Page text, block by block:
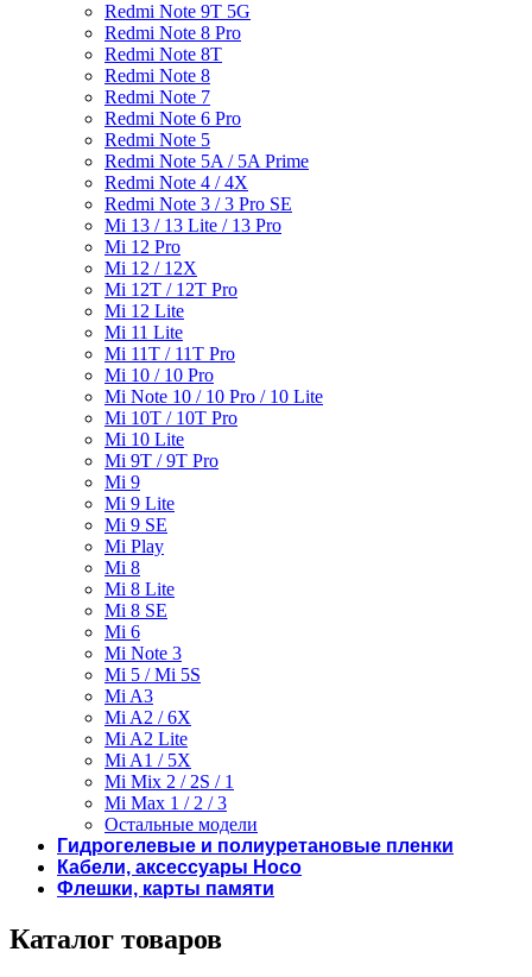
Redmi Note 9T 5G
Redmi Note 8 Pro
Redmi Note 8T
Redmi Note 8
Redmi Note 7
Redmi Note 6 Pro
Redmi Note 5
Redmi Note 5A / 5A Prime
Redmi Note 4 / 4X
Redmi Note 3 / 3 Pro SE
Mi 13 / 13 Lite / 13 Pro
Mi 12 Pro
Mi 12 / 12X
Mi 12T / 12T Pro
Mi 12 Lite
Mi 11 Lite
Mi 11T / 11T Pro
Mi 10 / 10 Pro
Mi Note 10 / 10 Pro / 10 Lite
Mi 10T / 10T Pro
Mi 10 Lite
Mi 9T / 9T Pro
Mi 9
Mi 9 Lite
Mi 9 SE
Mi Play
Mi 8
Mi 8 Lite
Mi 8 SE
Mi 6
Mi Note 3
Mi 5 / Mi 5S
Mi A3
Mi A2 / 6X
Mi A2 Lite
Mi A1 / 5X
Mi Mix 2 / 2S / 1
Mi Max 1 / 2 / 3
Остальные модели
Гидрогелевые и полиуретановые пленки
Кабели, аксессуары Hoco
Флешки, карты памяти
Каталог товаров